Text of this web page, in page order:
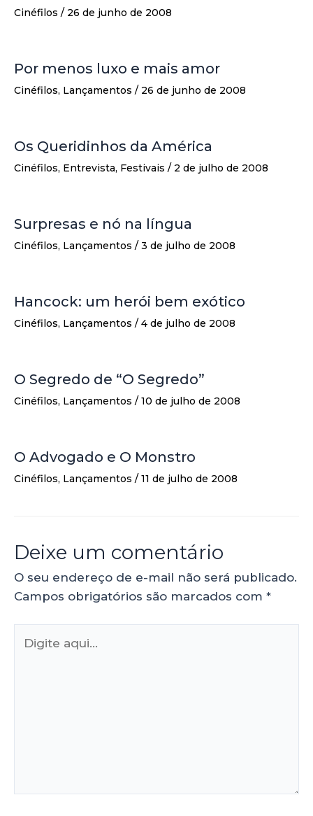
Cinéfilos / 26 de junho de 2008
Por menos luxo e mais amor
Cinéfilos, Lançamentos / 26 de junho de 2008
Os Queridinhos da América
Cinéfilos, Entrevista, Festivais / 2 de julho de 2008
Surpresas e nó na língua
Cinéfilos, Lançamentos / 3 de julho de 2008
Hancock: um herói bem exótico
Cinéfilos, Lançamentos / 4 de julho de 2008
O Segredo de “O Segredo”
Cinéfilos, Lançamentos / 10 de julho de 2008
O Advogado e O Monstro
Cinéfilos, Lançamentos / 11 de julho de 2008
Deixe um comentário
O seu endereço de e-mail não será publicado.
Campos obrigatórios são marcados com *